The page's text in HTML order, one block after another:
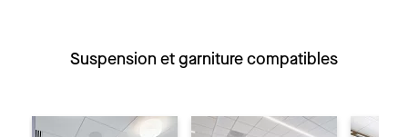
Suspension et garniture compatibles